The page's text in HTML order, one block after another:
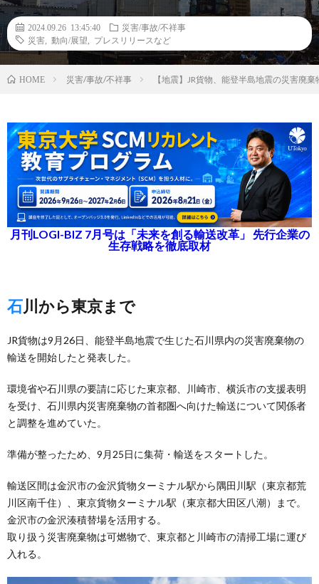
2024.09.26 13:45:40
災害/事故/不祥事
災害
動向/展望 プレスリリースなど
HOME 災害/事故/不祥事 【地震】JR貨物、能登半島地震の災害廃
月刊LOGI-BIZ 7月号は「未来を創る輸送改革」 先行企業の
生存戦略を徹底取材
石川から東京まで
JR貨物は9月26日、能登半島地震で生じた石川県内の災害廃棄物の
輸送を開始したと発表した。
環境省や石川県の要請に応じた東京都、川崎市、横浜市の支援表明
を受け、石川県内災害廃棄物の首都圏へ向けた輸送について関係者
と調整を進めていた。
準備が整ったため、9月25日に集荷・輸送をスタートした。
輸送区間は金沢市の金沢貨物ターミナル駅から隅田川駅（東京都荒
川区南千住）、東京貨物ターミナル駅（東京都大田区八潮）まで。
金沢市の金沢湊積替場を活用する。
取り扱う災害廃棄物は可燃物で、東京都と川崎市の清掃工場に運び
入れる。